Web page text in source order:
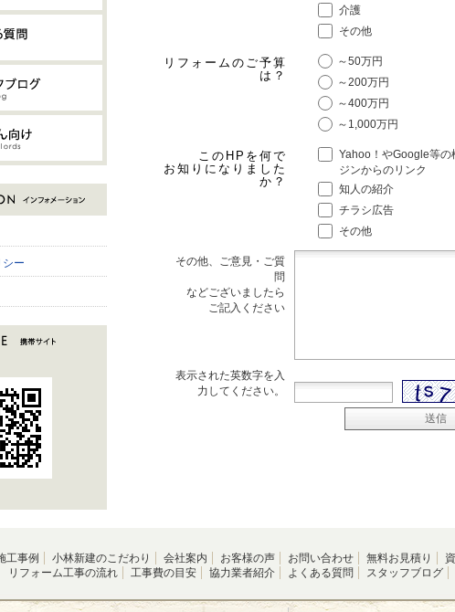
介護
その他
リフォームのご予算
は？
～50万円
～200万円
～400万円
～1,000万円
このHPを何で
お知りになりました
か？
Yahoo！やGoogle等の
ジンからのリンク
知人の紹介
チラシ広告
その他
その他、ご意見・ご質
問
などございましたら
ご記入ください
表示された英数字を入
力してください。
シー
工事例 小林新建のこだわり 会社案内 お客様の声 お問い合わせ 無料お見積り
リフォーム工事の流れ
工事費の目安 協力業者紹介 よくある質問 スタッフブログ